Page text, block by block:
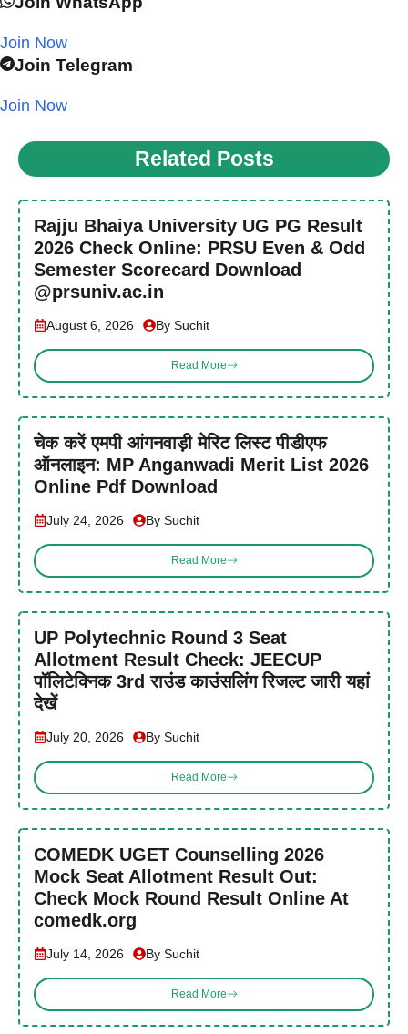
Join Now
Join Telegram
Join Now
Related Posts
Rajju Bhaiya University UG PG Result
2026 Check Online: PRSU Even & Odd
Semester Scorecard Download
@prsuniv.ac.in
August 6, 2026 By Suchit
Read More
चेक करें एमपी आंगनवाड़ी मेरिट लिस्ट पीडीएफ
ऑनलाइन: MP Anganwadi Merit List 2026
Online Pdf Download
July 24, 2026 By Suchit
Read More
UP Polytechnic Round 3 Seat
Allotment Result Check: JEECUP
पॉलिटेक्निक 3rd राउंड काउंसलिंग रिजल्ट जारी यहां
देखें
July 20, 2026 By Suchit
Read More
COMEDK UGET Counselling 2026
Mock Seat Allotment Result Out:
Check Mock Round Result Online At
comedk.org
July 14, 2026 By Suchit
Read More